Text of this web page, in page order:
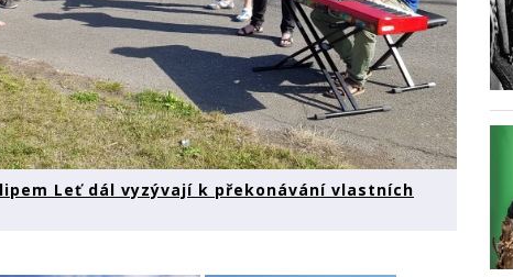
Leť dál vyzývají k překonávání vlastních